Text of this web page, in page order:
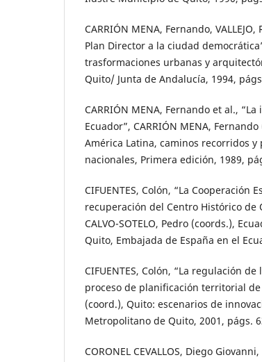
CARRIÓN MENA, Fernando,
Plan Director a la ciudad
trasformaciones urbanas y
Quito/ Junta de Andalucía, 1994,
CARRIÓN MENA, Fernando et al.,
Ecuador”, CARRIÓN MENA,
América Latina, caminos recorridos
nacionales, Primera edición, 1989,
CIFUENTES, Colón, “La Cooperación
recuperación del Centro Histórico de
CALVO-SOTELO, Pedro (coords.),
Quito, Embajada de España en el
CIFUENTES, Colón, “La regulación
proceso de planificación territorial de
(coord.), Quito: escenarios de
Metropolitano de Quito, 2001, págs.
CORONEL CEVALLOS, Diego